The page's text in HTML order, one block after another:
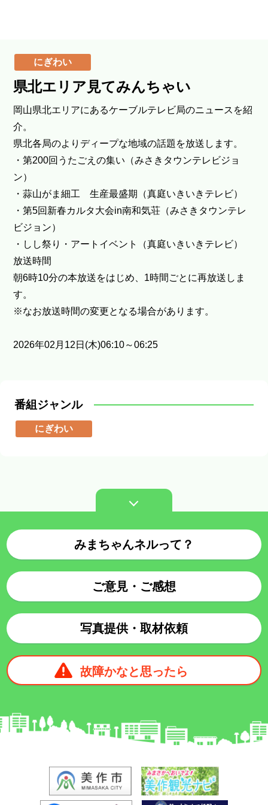
にぎわい
県北エリア見てみんちゃい
岡山県北エリアにあるケーブルテレビ局のニュースを紹
介。
県北各局のよりディープな地域の話題を放送します。
・第200回うたごえの集い（みさきタウンテレビジョ
ン）
・蒜山がま細工 生産最盛期（真庭いきいきテレビ）
・第5回新春カルタ大会in南和気荘（みさきタウンテレ
ビジョン）
・しし祭り・アートイベント（真庭いきいきテレビ）
放送時間
朝6時10分の本放送をはじめ、1時間ごとに再放送しま
す。
※なお放送時間の変更となる場合があります。
2026年02月12日(木)06:10～06:25
番組ジャンル
にぎわい
みまちゃんネルって？
ご意見・ご感想
写真提供・取材依頼
故障かなと思ったら